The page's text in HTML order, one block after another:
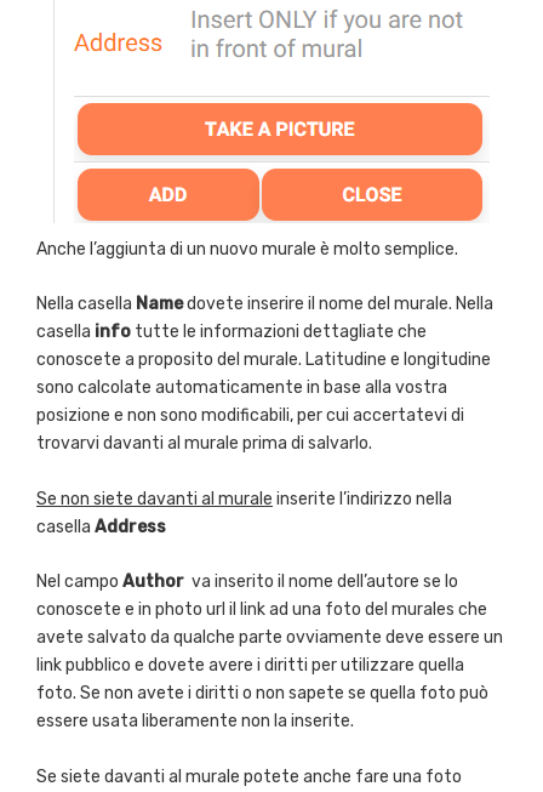
Anche l’aggiunta di un nuovo murale è molto semplice.
Nella casella Namedovete inserire il nome del murale. Nella
casella info tutte le informazioni dettagliate che
conoscete a proposito del murale. Latitudine e longitudine
sono calcolate automaticamente in base alla vostra
posizione e non sono modificabili, per cui accertatevi di
trovarvi davanti al murale prima di salvarlo.
Se non siete davanti al murale inserite l’indirizzo nella
casella Address
Nel campo Author va inserito il nome dell’autore se lo
conoscete e in photo url il link ad una foto del murales che
avete salvato da qualche parte ovviamente deve essere un
link pubblico e dovete avere i diritti per utilizzare quella
foto. Se non avete i diritti o non sapete se quella foto può
essere usata liberamente non la inserite.
Se siete davanti al murale potete anche fare una foto